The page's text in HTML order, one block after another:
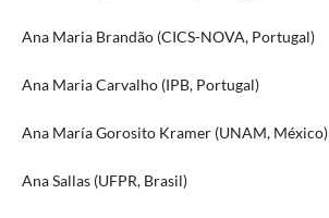
Ana Maria Brandão (CICS-NOVA, Portugal)
Ana Maria Carvalho (IPB, Portugal)
Ana María Gorosito Kramer (UNAM, México)
Ana Sallas (UFPR, Brasil)